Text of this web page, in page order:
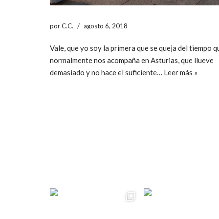
porC.C. agosto 6, 2018
Vale, que yo soy la primera que se queja del tiempo
normalmente nos acompaña en Asturias, que llueve
demasiado y no hace el suficiente… Leer más »